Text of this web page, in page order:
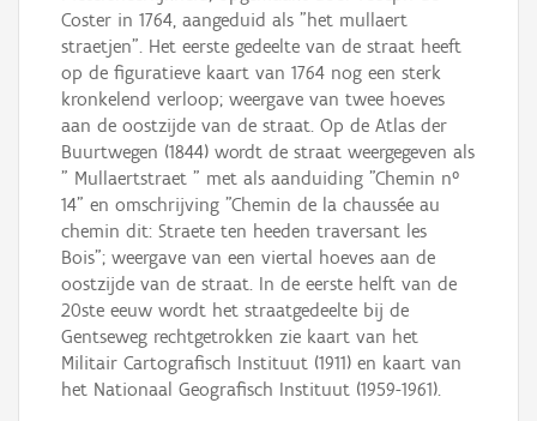
Coster in 1764, aangeduid als "het mullaert
straetjen". Het eerste gedeelte van de straat heeft
op de figuratieve kaart van 1764 nog een sterk
kronkelend verloop; weergave van twee hoeves
aan de oostzijde van de straat. Op de Atlas der
Buurtwegen (1844) wordt de straat weergegeven als
" Mullaertstraet " met als aanduiding "Chemin n°
14" en omschrijving "Chemin de la chaussée au
chemin dit: Straete ten heeden traversant les
Bois"; weergave van een viertal hoeves aan de
oostzijde van de straat. In de eerste helft van de
20ste eeuw wordt het straatgedeelte bij de
Gentseweg rechtgetrokken zie kaart van het
Militair Cartografisch Instituut (1911) en kaart van
het Nationaal Geografisch Instituut (1959-1961).